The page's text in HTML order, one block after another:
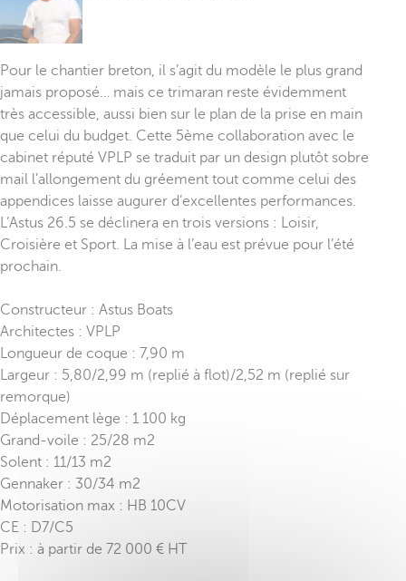
Pour le chantier breton, il s’agit du modèle le plus grand
jamais proposé… mais ce trimaran reste évidemment
très accessible, aussi bien sur le plan de la prise en main
que celui du budget. Cette 5ème collaboration avec le
cabinet réputé VPLP se traduit par un design plutôt sobre
mail l’allongement du gréement tout comme celui des
appendices laisse augurer d’excellentes performances.
L’Astus 26.5 se déclinera en trois versions : Loisir,
Croisière et Sport. La mise à l’eau est prévue pour l’été
prochain.
Constructeur : Astus Boats
Architectes : VPLP
Longueur de coque : 7,90 m
Largeur : 5,80/2,99 m (replié à flot)/2,52 m (replié sur
remorque)
Déplacement lège : 1 100 kg
Grand-voile : 25/28 m2
Solent : 11/13 m2
Gennaker : 30/34 m2
Motorisation max : HB 10CV
CE : D7/C5
Prix : à partir de 72 000 € HT